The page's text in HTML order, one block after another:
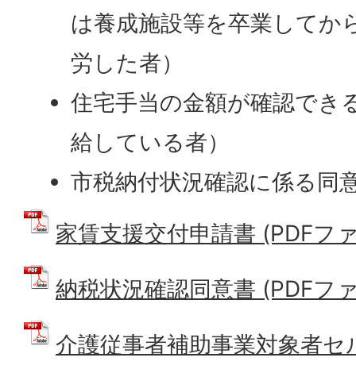
は養成施設等を卒業してか
労した者）
住宅手当の金額が確認でき
給している者）
市税納付状況確認に係る同
家賃支援交付申請書 (PDFフ
納税状況確認同意書 (PDFフ
介護従事者補助事業対象者